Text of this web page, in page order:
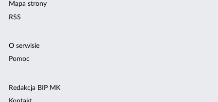
Mapa strony
RSS
O serwisie
Pomoc
Redakcja BIP MK